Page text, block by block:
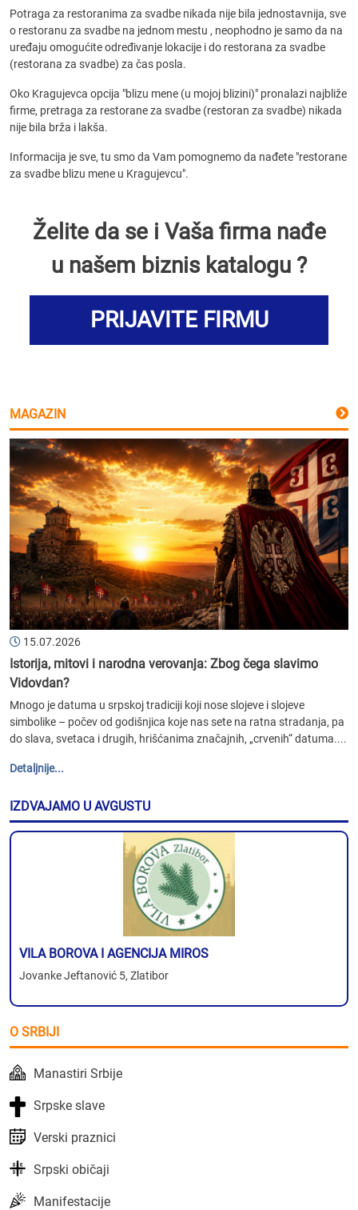
Potraga za restoranima za svadbe nikada nije bila jednostavnija, sve
o restoranu za svadbe na jednom mestu , neophodno je samo da na
uređaju omogućite određivanje lokacije i do restorana za svadbe
(restorana za svadbe) za čas posla.
Oko Kragujevca opcija "blizu mene (u mojoj blizini)" pronalazi najbliže
firme, pretraga za restorane za svadbe (restoran za svadbe) nikada
nije bila brža i lakša.
Informacija je sve, tu smo da Vam pomognemo da nađete "restorane
za svadbe blizu mene u Kragujevcu".
Želite da se i Vaša firma nađe
u našem biznis katalogu ?
PRIJAVITE FIRMU
MAGAZIN
15.07.2026
Istorija, mitovi i narodna verovanja: Zbog čega slavimo
Vidovdan?
Mnogo je datuma u srpskoj tradiciji koji nose slojeve i slojeve
simbolike – počev od godišnjica koje nas sete na ratna stradanja, pa
do slava, svetaca i drugih, hrišćanima značajnih, „crvenih“ datuma....
Detaljnije...
IZDVAJAMO U AVGUSTU
VILA BOROVA I AGENCIJA MIROS
Jovanke Jeftanović 5, Zlatibor
O SRBIJI
Manastiri Srbije
Srpske slave
Verski praznici
Srpski običaji
Manifestacije